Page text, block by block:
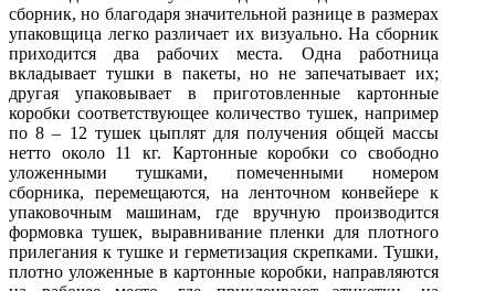
сборник, но благодаря значительной разнице в размерах
упаковщица легко различает их визуально. На сборник
приходится два рабочих места. Одна работница
вкладывает тушки в пакеты, но не запечатывает их;
другая упаковывает в приготовленные картонные
коробки соответствующее количество тушек, например
по 8 – 12 тушек цыплят для получения общей массы
нетто около 11 кг. Картонные коробки со свободно
уложенными тушками, помеченными номером
сборника, перемещаются, на ленточном конвейере к
упаковочным машинам, где вручную производится
формовка тушек, выравнивание пленки для плотного
прилегания к тушке и герметизация скрепками. Тушки,
плотно уложенные в картонные коробки, направляются